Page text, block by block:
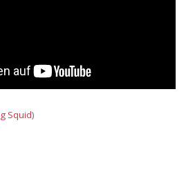
2023
Squid)